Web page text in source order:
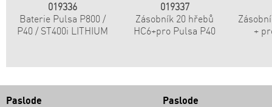
019336
Baterie Pulsa P800 /
P40 / ST400i LITHIUM
019337
Zásobník 20 hřebů
HC6+pro Pulsa P40
+
Paslode Paslode